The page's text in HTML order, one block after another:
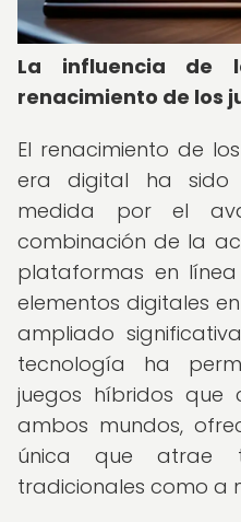
La influencia de
renacimiento de los
El renacimiento de
era digital ha sido
medida por el
combinación de la
plataformas en
elementos digitales
ampliado
tecnología ha
juegos híbridos que
ambos mundos,
única que atrae
tradicionales como a